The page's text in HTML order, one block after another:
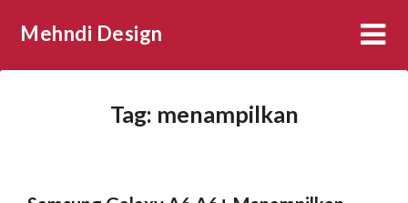
Mehndi Design
Tag: menampilkan